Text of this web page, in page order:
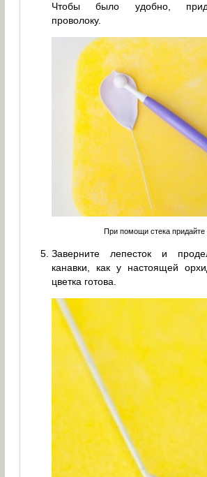
Чтобы было удобно,
проволоку.
При помощи стека
Заверните лепесток и
канавки, как у настоящей
цветка готова.